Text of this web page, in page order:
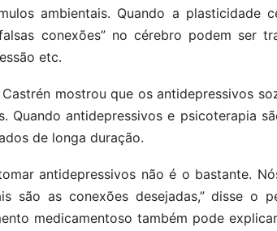
ambientais. Quando a plasticidade
conexões” no cérebro podem ser
etc.
mostrou que os antidepressivos
Quando antidepressivos e psicoterapia
de longa duração.
antidepressivos não é o bastante.
são as conexões desejadas,” disse o
medicamentoso também pode